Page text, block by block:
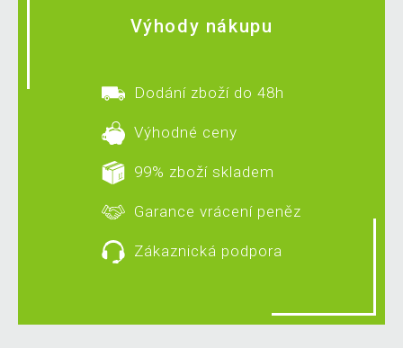
Výhody nákupu
Dodání zboží do 48h
Výhodné ceny
99% zboží skladem
Garance vrácení peněz
Zákaznická podpora